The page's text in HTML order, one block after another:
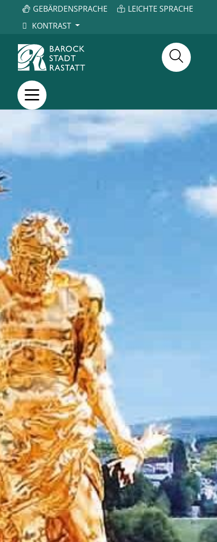
GEBÄRDENSPRACHE
LEICHTE SPRACHE
KONTRAST